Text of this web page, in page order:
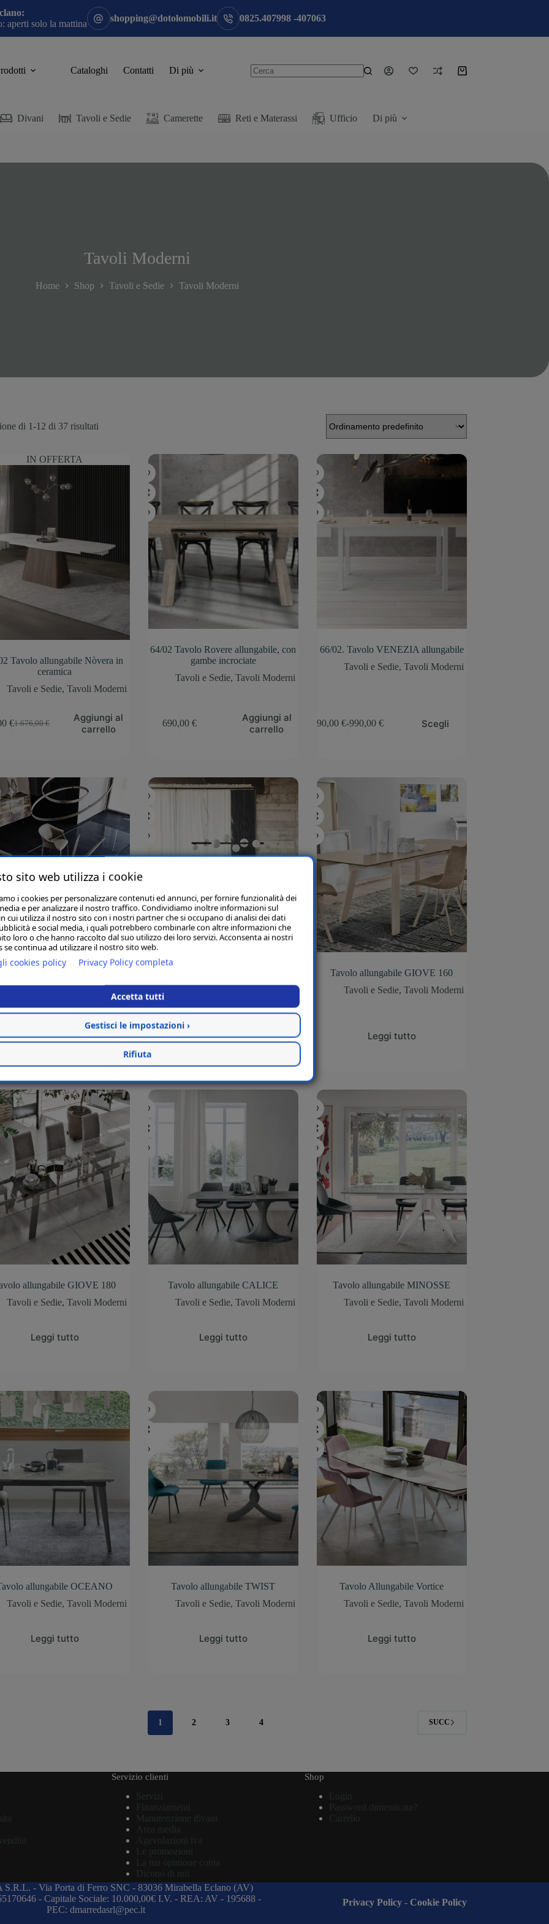
sito web utilizza i cookie
i cookies per personalizzare contenuti ed annunci, per fornire funzionalità dei
e per analizzare il nostro traffico. Condividiamo inoltre informazioni sul
cui utilizza il nostro sito con i nostri partner che si occupano di analisi dei dati
e social media, i quali potrebbero combinarle con altre informazioni che
loro o che hanno raccolto dal suo utilizzo dei loro servizi. Acconsenta ai nostri
se continua ad utilizzare il nostro sito web.
cookies policy Privacy Policy completa
Accetta tutti
Gestisci le impostazioni ›
Rifiuta
aperti solo la mattina
shopping@dotolomobili.it 0825.407998 -407063
Cataloghi Contatti Di più
Divani Tavoli e Sedie Camerette Reti e Materassi Ufficio Di più
Tavoli Moderni
Home Shop Tavoli e Sedie Tavoli Moderni
di 1-12 di 37 risultati
IN OFFERTA
Tavolo allungabile Nòvera in
ceramica
Tavoli e Sedie,Tavoli Moderni
1.676,00€
€
Aggiungi al
carrello
64/02 Tavolo Rovere allungabile, con
gambe incrociate
Tavoli e Sedie,Tavoli Moderni
690,00€
Aggiungi al
carrello
66/02. Tavolo VENEZIA allungabile
Tavoli e Sedie,Tavoli Moderni
690,00€-990,00€ Scegli
Leggi tutto
Italia
Leggi tutto
Tavolo allungabile GIOVE 160
Tavoli e Sedie,Tavoli Moderni
Leggi tutto
allungabile GIOVE 180
Tavoli e Sedie,Tavoli Moderni
Leggi tutto
Tavolo allungabile CALICE
Tavoli e Sedie,Tavoli Moderni
Leggi tutto
Tavolo allungabile MINOSSE
Tavoli e Sedie,Tavoli Moderni
Leggi tutto
allungabile OCEANO
Tavoli e Sedie,Tavoli Moderni
Leggi tutto
Tavolo allungabile TWIST
Tavoli e Sedie,Tavoli Moderni
Leggi tutto
Tavolo Allungabile Vortice
Tavoli e Sedie,Tavoli Moderni
Leggi tutto
1 2 3 4 SUCC
Servizio clienti Shop
S.R.L. -Via Porta di Ferro SNC -83036 Mirabella Eclano (AV)
- Capitale Sociale: 10.000,00€ I.V. - REA: AV - 195688-
PEC: dmarredasrl@pec.it
Privacy Policy- Cookie Policy